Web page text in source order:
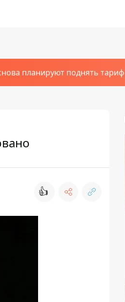
планируют поднять тариф
👍